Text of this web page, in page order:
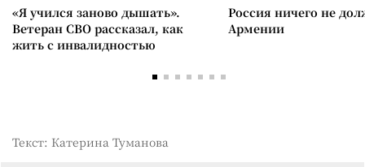
«Я учился заново дышать».
Ветеран СВО рассказал, как
жить с инвалидностью
Россия ничего не
Армении
Текст: Катерина Туманова